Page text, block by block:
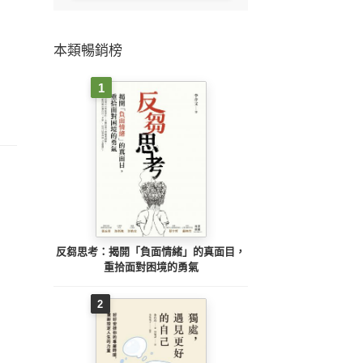
本類暢銷榜
1
反芻思考：揭開「負面情緒」的真面目，
重拾面對困境的勇氣
2